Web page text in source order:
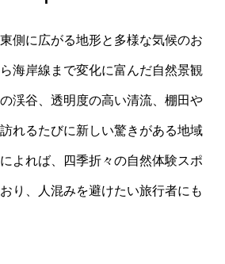
側に広がる地形と多様な気候のお
海岸線まで変化に富んだ自然景観
渓谷、透明度の高い清流、棚田や
れるたびに新しい驚きがある地域
よれば、四季折々の自然体験スポ
り、人混みを避けたい旅行者にも